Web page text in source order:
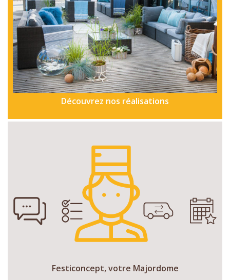
Découvrez nos réalisations
Festiconcept, votre Majordome